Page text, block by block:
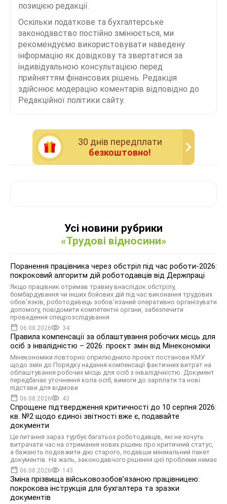
позицією редакції.
Оскільки податкове та бухгалтерське
законодавство постійно змінюється, ми
рекомендуємо використовувати наведену
інформацію як довідкову та звертатися за
індивідуальною консультацією перед
прийняттям фінансових рішень. Редакція
здійснює модерацію коментарів відповідно до
Редакційної політики сайту.
30 днiв передплати
безкоштовно!
Усі новини рубрики
«Трудові відносини»
Поранення працівника через обстріл під час роботи-2026:
покроковий алгоритм дій роботодавців від Держпраці
Якщо працівник отримав травму внаслідок обстрілу,
бомбардування чи інших бойових дій під час виконання трудових
обов'язків, роботодавець зобов'язаний оперативно організувати
допомогу, повідомити компетентні органи, забезпечити
проведення спецрозслідування
06.08.2026 34
Правила компенсації за облаштування робочих місць для
осіб з інвалідністю – 2026: проєкт змін від Мінекономіки
Мінекономіки повторно оприлюднило проєкт постанови КМУ
щодо змін до Порядку надання компенсації фактичних витрат на
облаштування робочих місць для осіб з інвалідічністю. Документ
передбачає уточнення кола осіб, вимоги до зарплати та нові
підстави для відмови
06.08.2026 43
Спрощене підтвердження критичності до 10 серпня 2026:
кв. №2 щодо єдиної звітності вже є, подавайте
документи
Це питання зараз турбує багатьох роботодавців, які не хочуть
витрачати час на отримання нових рішень про критичний статус,
а бажають подовжити дію старого, подавши мінімальний пакет
документів. На жаль, законодавчого рішення цієї проблеми немає
06.08.2026 143
Зміна прізвища військовозобов’язаною працівницею:
покрокова інструкція для бухгалтера та зразки
документів